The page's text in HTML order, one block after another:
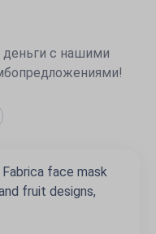
с нашими